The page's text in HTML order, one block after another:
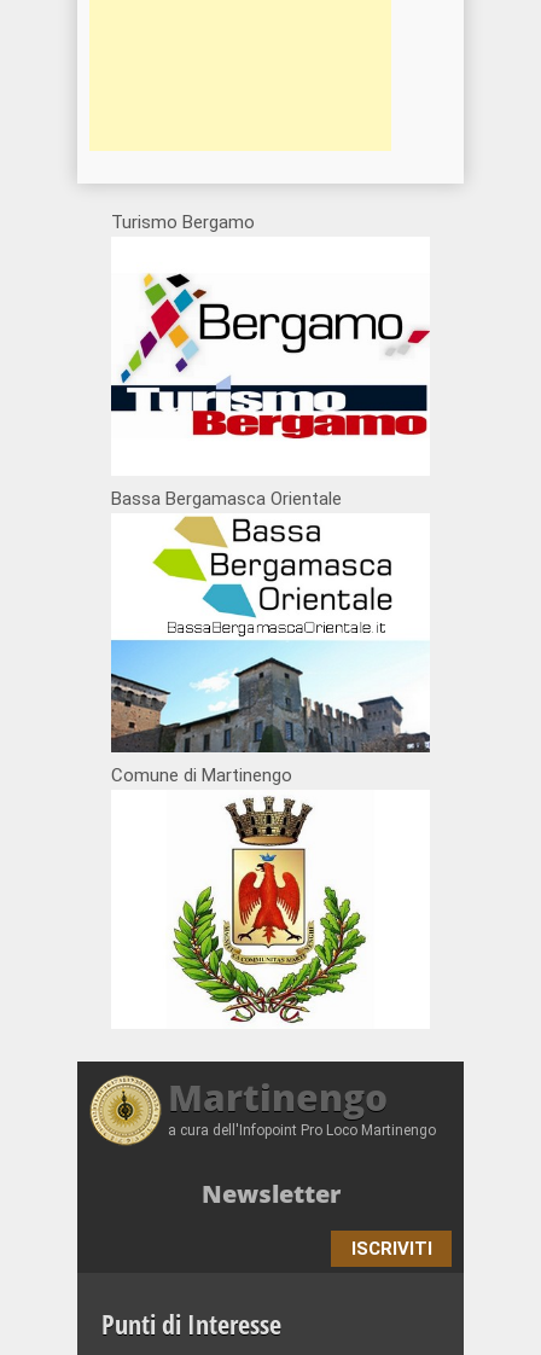
Turismo Bergamo
Bassa Bergamasca Orientale
Comune di Martinengo
Martinengo
a cura dell'Infopoint Pro Loco Martinengo
Newsletter
ISCRIVITI
Punti di Interesse